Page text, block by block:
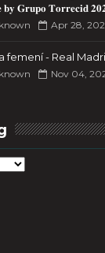
𝐛𝐲 𝐆𝐫𝐮𝐩𝐨 𝐓𝐨𝐫𝐫𝐞𝐜𝐢𝐝
Apr 28,
femení - Real
Nov 04,